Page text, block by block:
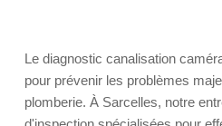
Le diagnostic canalisation
pour prévenir les problèmes
plomberie. À Sarcelles, notre